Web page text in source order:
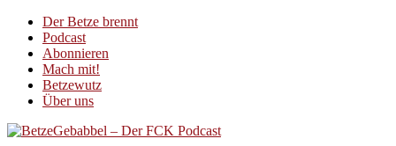
Der Betze brennt
Podcast
Abonnieren
Mach mit!
Betzewutz
Über uns